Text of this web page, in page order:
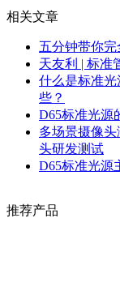
相关文章
五分钟带你
天友利 | 标准
什么是标准
些？
D65标准光源
多场景摄像
头研发测试
D65标准光源
推荐产品